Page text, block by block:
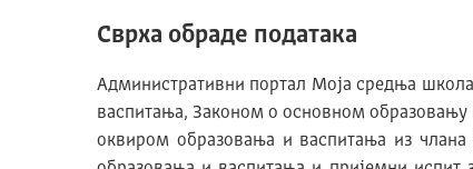
Сврха обраде података
Административни портал Моја средња
васпитања, Законом о основном образовању
оквиром образовања и васпитања из